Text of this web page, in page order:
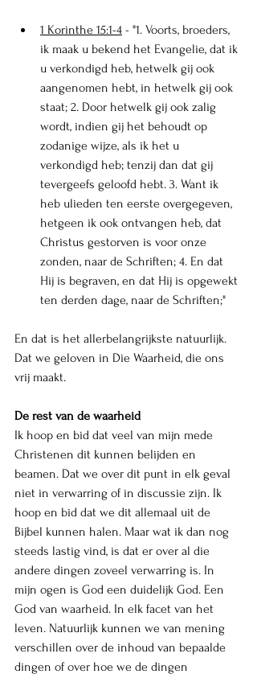
1 Korinthe 15:1-4 - "1. Voorts, broeders,
ik maak u bekend het Evangelie, dat ik
u verkondigd heb, hetwelk gij ook
aangenomen hebt, in hetwelk gij ook
staat; 2. Door hetwelk gij ook zalig
wordt, indien gij het behoudt op
zodanige wijze, als ik het u
verkondigd heb; tenzij dan dat gij
tevergeefs geloofd hebt. 3. Want ik
heb ulieden ten eerste overgegeven,
hetgeen ik ook ontvangen heb, dat
Christus gestorven is voor onze
zonden, naar de Schriften; 4. En dat
Hij is begraven, en dat Hij is opgewekt
ten derden dage, naar de Schriften;"
En dat is het allerbelangrijkste natuurlijk.
Dat we geloven in Die Waarheid, die ons
vrij maakt.
De rest van de waarheid
Ik hoop en bid dat veel van mijn mede
Christenen dit kunnen belijden en
beamen. Dat we over dit punt in elk geval
niet in verwarring of in discussie zijn. Ik
hoop en bid dat we dit allemaal uit de
Bijbel kunnen halen. Maar wat ik dan nog
steeds lastig vind, is dat er over al die
andere dingen zoveel verwarring is. In
mijn ogen is God een duidelijk God. Een
God van waarheid. In elk facet van het
leven. Natuurlijk kunnen we van mening
verschillen over de inhoud van bepaalde
dingen of over hoe we de dingen